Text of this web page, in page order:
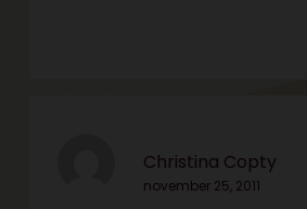
Christina Copty
november 25, 2011